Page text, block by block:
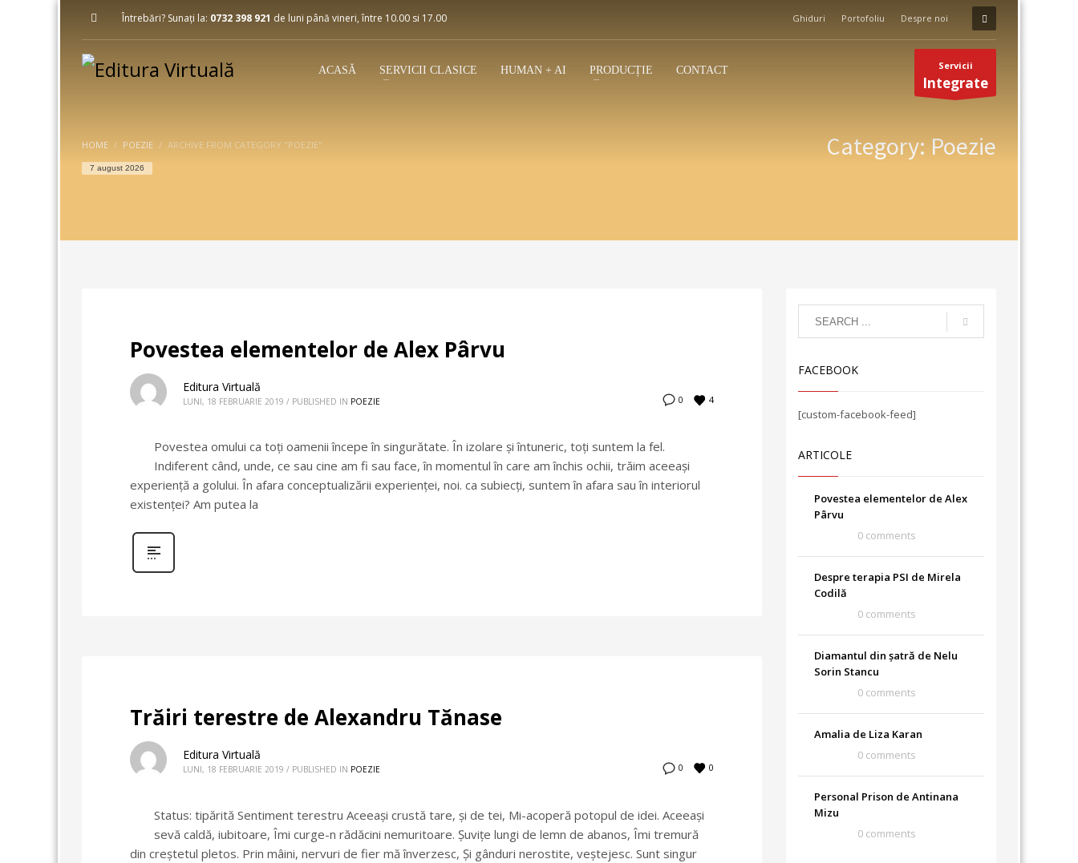
Întrebări? Sunați la: 0732 398 921 de luni până vineri, între 10.00 si 17.00 Ghiduri Portofoliu Despre noi
ACASĂ SERVICII CLASICE HUMAN + AI PRODUCȚIE CONTACT Servicii
Integrate
HOME POEZIE ARCHIVE FROM CATEGORY "POEZIE"
7 august 2026
Category: Poezie
Povestea elementelor de Alex Pârvu
0 4
Editura Virtuală
LUNI, 18 FEBRUARIE 2019 / PUBLISHED IN POEZIE
Povestea omului ca toţi oamenii începe în singurătate. În izolare și întuneric, toţi suntem la fel.
Indiferent când, unde, ce sau cine am fi sau face, în momentul în care am închis ochii, trăim aceeași
experienţă a golului. În afara conceptualizării experienţei, noi. ca subiecţi, suntem în afara sau în interiorul
existenţei? Am putea la
Trăiri terestre de Alexandru Tănase
0 0
Editura Virtuală
LUNI, 18 FEBRUARIE 2019 / PUBLISHED IN POEZIE
Status: tipărită Sentiment terestru Aceeași crustă tare, și de tei, Mi-acoperă potopul de idei. Aceeași
sevă caldă, iubitoare, Îmi curge-n rădăcini nemuritoare. Șuvițe lungi de lemn de abanos, Îmi tremură
din creștetul pletos. Prin mâini, nervuri de fier mă înverzesc, Şi gânduri nerostite, veştejesc. Sunt singur
FACEBOOK
[custom-facebook-feed]
ARTICOLE
Povestea elementelor de Alex
Pârvu
0 comments
Despre terapia PSI de Mirela
Codilă
0 comments
Diamantul din șatră de Nelu
Sorin Stancu
0 comments
Amalia de Liza Karan
0 comments
Personal Prison de Antinana
Mizu
0 comments